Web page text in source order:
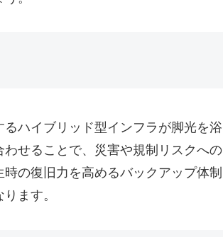
ハイブリッド型インフラが脚光を浴
せることで、災害や規制リスクへの
の復旧力を高めるバックアップ体制
ます。